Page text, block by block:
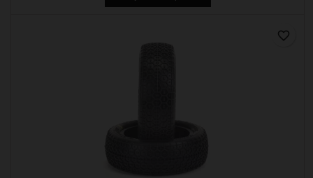
favorite_border